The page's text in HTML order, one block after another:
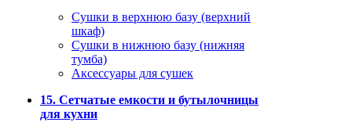
Сушки в верхнюю базу (верхний
шкаф)
Сушки в нижнюю базу (нижняя
тумба)
Аксессуары для сушек
15. Сетчатые емкости и бутылочницы
для кухни